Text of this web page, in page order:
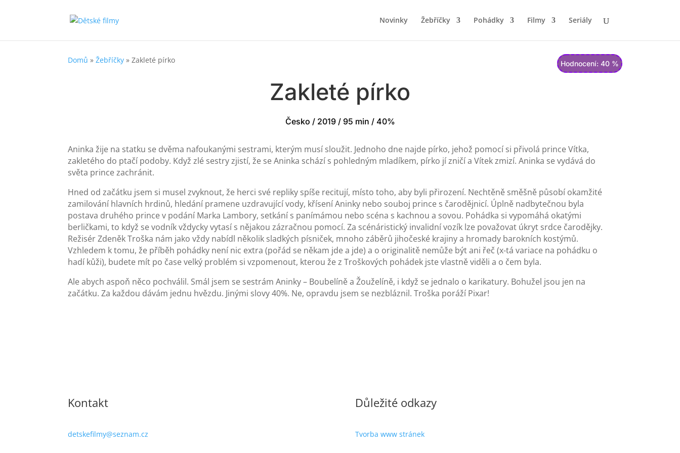
Novinky Žebříčky Pohádky Filmy Seriály
Hodnocení: 40 %
Domů »Žebříčky »Zakleté pírko
Zakleté pírko
Česko / 2019 / 95 min / 40%
Aninka žije na statku se dvěma nafoukanými sestrami, kterým musí sloužit. Jednoho dne najde pírko, jehož pomocí si přivolá prince Vítka,
zakletého do ptačí podoby. Když zlé sestry zjistí, že se Aninka schází s pohledným mladíkem, pírko jí zničí a Vítek zmizí. Aninka se vydává do
světa prince zachránit.
Hned od začátku jsem si musel zvyknout, že herci své repliky spíše recitují, místo toho, aby byli přirození. Nechtěně směšně působí okamžité
zamilování hlavních hrdinů, hledání pramene uzdravující vody, křísení Aninky nebo souboj prince s čarodějnicí. Úplně nadbytečnou byla
postava druhého prince v podání Marka Lambory, setkání s panímámou nebo scéna s kachnou a sovou. Pohádka si vypomáhá okatými
berličkami, to když se vodník vždycky vytasí s nějakou zázračnou pomocí. Za scénáristický invalidní vozík lze považovat úkryt srdce čarodějky.
Režisér Zdeněk Troška nám jako vždy nabídl několik sladkých písniček, mnoho záběrů jihočeské krajiny a hromady barokních kostýmů.
Vzhledem k tomu, že příběh pohádky není nic extra (pořád se někam jde a jde) a o originalitě nemůže být ani řeč (x-tá variace na pohádku o
hadí kůži), budete mít po čase velký problém si vzpomenout, kterou že z Troškových pohádek jste vlastně viděli a o čem byla.
Ale abych aspoň něco pochválil. Smál jsem se sestrám Aninky – Boubelíně a Žouželíně, i když se jednalo o karikatury. Bohužel jsou jen na
začátku. Za každou dávám jednu hvězdu. Jinými slovy 40%. Ne, opravdu jsem se nezbláznil. Troška poráží Pixar!
Kontakt
detskefilmy@seznam.cz
Důležité odkazy
Tvorba www stránek